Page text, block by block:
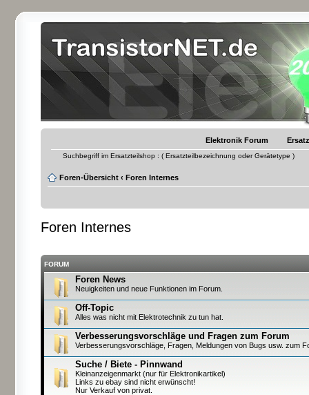
Elektronik Forum
Suchbegriff im Ersatzteilshop : ( Ersatzteilbezeichnung oder Gerätetype )
Foren-Übersicht ‹ Foren Internes
Foren Internes
FORUM
Foren News
Neuigkeiten und neue Funktionen im Forum.
Off-Topic
Alles was nicht mit Elektrotechnik zu tun hat.
Verbesserungsvorschläge und Fragen zum Forum
Verbesserungsvorschläge, Fragen, Meldungen von Bugs usw. zum
Suche / Biete - Pinnwand
Kleinanzeigenmarkt (nur für Elektronikartikel)
Links zu ebay sind nicht erwünscht!
Nur Verkauf von privat.